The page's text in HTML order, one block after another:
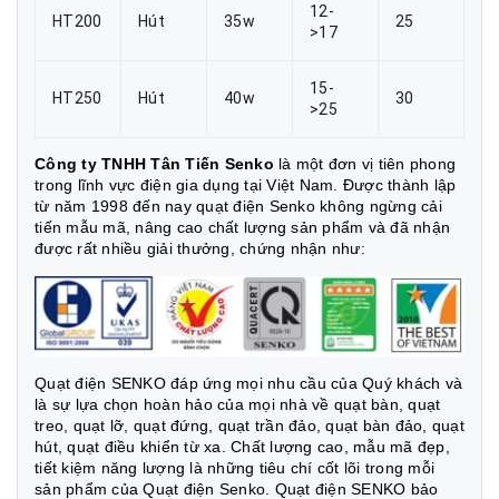
HT200 Hút 35w
12-
>17
25
HT250 Hút 40w
15-
>25
30
Công ty TNHH Tân Tiến Senko là một đơn vị tiên phong
trong lĩnh vực điện gia dụng tại Việt Nam. Được thành lập
từ năm 1998 đến nay quạt điện Senko không ngừng cải
tiến mẫu mã, nâng cao chất lượng sản phẩm và đã nhận
được rất nhiều giải thưởng, chứng nhận như:
Quạt điện SENKO đáp ứng mọi nhu cầu của Quý khách và
là sự lựa chọn hoàn hảo của mọi nhà về quạt bàn, quạt
treo, quạt lỡ, quạt đứng, quạt trần đảo, quạt bàn đảo, quạt
hút, quạt điều khiển từ xa. Chất lượng cao, mẫu mã đẹp,
tiết kiệm năng lượng là những tiêu chí cốt lõi trong mỗi
sản phẩm của Quạt điện Senko. Quạt điện SENKO bảo